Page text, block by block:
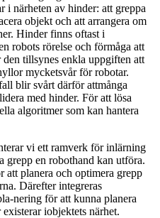
närheten av hinder: att greppa
objekt och att arrangera om
Hinder finns oftast i
robots rörelse och förmåga att
tillsynes enkla uppgiften att
mycketsvår för robotar.
blir svårt därför attmånga
med hinder. För att lösa
algoritmer som kan hantera
vi ett ramverk för inlärning
grepp en robothand kan utföra.
att planera och optimera grepp
Därefter integreras
nering för att kunna planera
iobjektets närhet.